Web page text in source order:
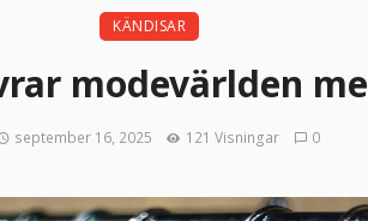
KÄNDISAR
modevärlden
september 16, 2025 121 Visningar 0